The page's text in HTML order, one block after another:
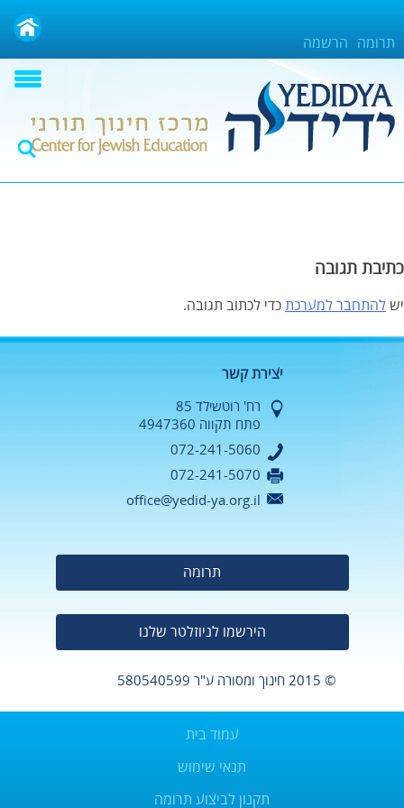
content
תרומה הרשמה
כתיבת תגובה
יש להתחבר למערכת כדי לכתוב תגובה.
יצירת קשר
רח' רוטשילד 85
פתח תקווה 4947360
072-241-5060
072-241-5070
office@yedid-ya.org.il
תרומה
הירשמו לניוזלטר שלנו
© 2015 חינוך ומסורה ע"ר 580540599
עמוד בית
תנאי שימוש
תקנון לביצוע תרומה